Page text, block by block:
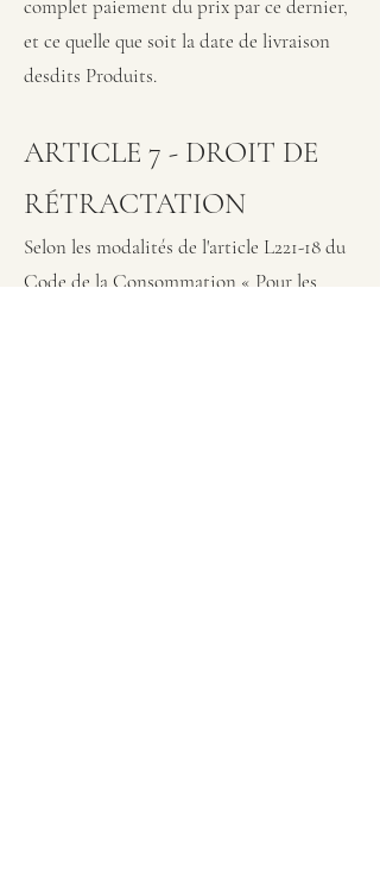
complet paiement du prixpar ce dernier,
et ce quelle que soit la date de livraison
desdits Produits.
ARTICLE 7 - DROIT DE
RÉTRACTATION
Selon les modalités de l'article L221-18 du
Code de la Consommation « Pour les